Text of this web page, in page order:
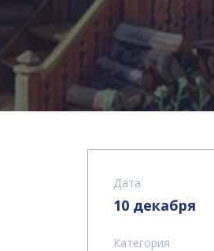
Дата
10 декабря
Категория